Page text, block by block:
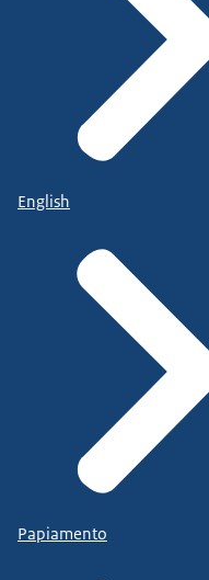
English
Papiamento